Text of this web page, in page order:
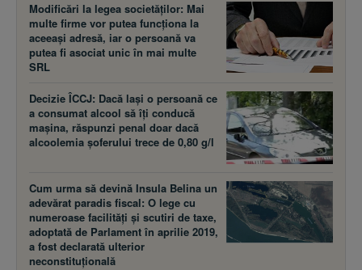
Modificări la legea societăţilor: Mai
multe firme vor putea funcţiona la
aceeaşi adresă, iar o persoană va
putea fi asociat unic în mai multe
SRL
Decizie ÎCCJ: Dacă laşi o persoană ce
a consumat alcool să îţi conducă
maşina, răspunzi penal doar dacă
alcoolemia şoferului trece de 0,80 g/l
Cum urma să devină Insula Belina un
adevărat paradis fiscal: O lege cu
numeroase facilităţi şi scutiri de taxe,
adoptată de Parlament în aprilie 2019,
a fost declarată ulterior
neconstituţională